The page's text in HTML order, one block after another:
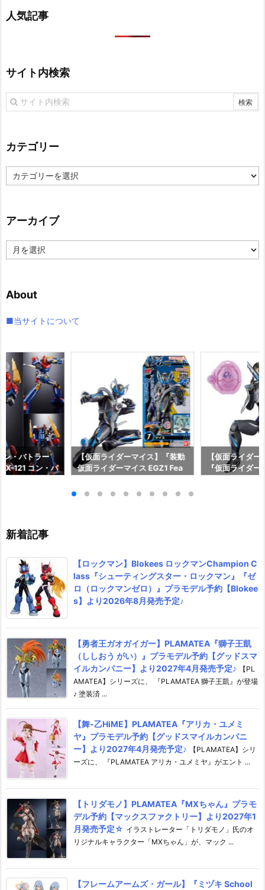
人気記事
サイト内検索
カテゴリー
テ
ー
アーカイブ
ー
ブ
About
■当サイトについて
ン・バトラー
121 コン・バ
【仮面ライダーマイス】『装動
仮面ライダーマイス EGZ1 Fea
食玩フィギュア予約【バンダ
【仮面ライダ
『仮面ライダ
新着記事
【ロックマン】Blokees ロックマンChampion C
lass『シューティングスター・ロックマン』『ゼ
ロ（ロックマンゼロ）』プラモデル予約【Blokee
s】より2026年8月発売予定♪
【勇者王ガオガイガー】PLAMATEA『獅子王凱
（ししおう がい）』プラモデル予約【グッドスマ
イルカンパニー】より2027年4月発売予定♪
【PL
AMATEA】シリーズに、 『PLAMATEA 獅子王凱』が登場
♪ 塗装済 ...
【舞-乙HiME】PLAMATEA『アリカ・ユメミ
ヤ』プラモデル予約【グッドスマイルカンパニ
ー】より2027年4月発売予定♪
【PLAMATEA】シリ
ーズに、 『PLAMATEA アリカ・ユメミヤ』がエント ...
【トリダモノ】PLAMATEA『MXちゃん』プラモ
デル予約【マックスファクトリー】より2027年1
月発売予定☆ イラストレーター「トリダモノ」氏のオ
リジナルキャラクター「MXちゃん」が、マック ...
【フレームアームズ・ガール】『ミヅキ School